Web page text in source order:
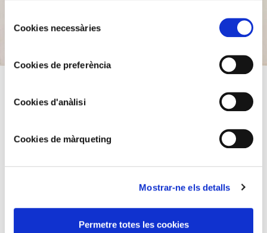
deCookies necessàries
Cookies de preferència
Cookies d'anàlisi
Cookies de màrqueting
Mostrar-ne els detalls
Permetre totes les cookies
Litografia, épreuve d’artiste. Tirage de 375, 25 proves